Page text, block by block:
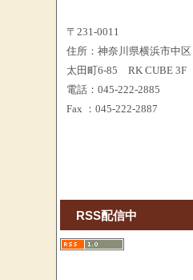
〒231-0011
住所：神奈川県横浜市中区
太田町6-85 RK CUBE 3F
電話：045-222-2885
Fax ：045-222-2887
RSS配信中